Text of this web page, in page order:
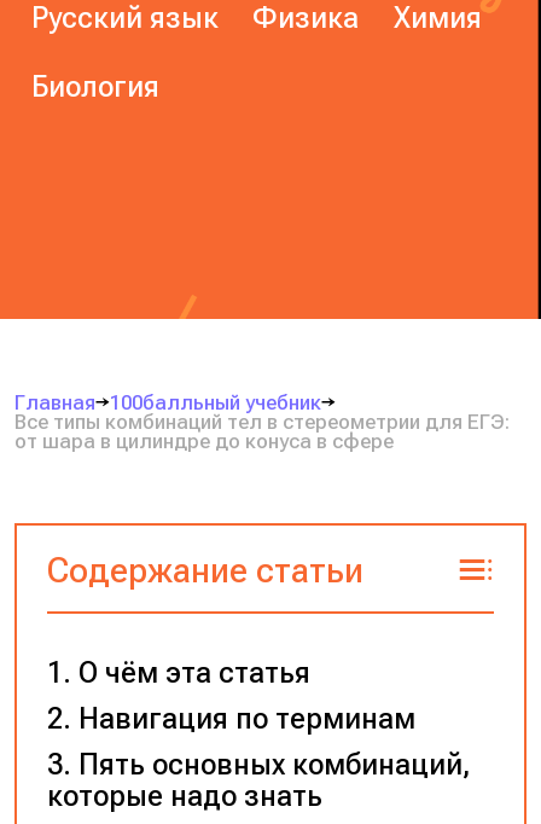
Русский язык Физика Химия
Биология
Главная
100балльный учебник
Все типы комбинаций тел в стереометрии для ЕГЭ:
от шара в цилиндре до конуса в сфере
Содержание статьи
О чём эта статья
Навигация по терминам
Пять основных комбинаций,
которые надо знать